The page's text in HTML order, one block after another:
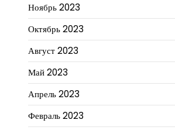
Ноябрь 2023
Октябрь 2023
Август 2023
Май 2023
Апрель 2023
Февраль 2023